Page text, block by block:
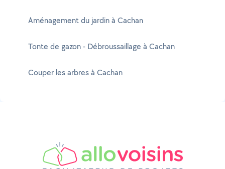
Aménagement du jardin à Cachan
Tonte de gazon - Débroussaillage à Cachan
Couper les arbres à Cachan